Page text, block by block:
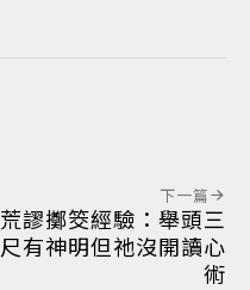
下一篇
荒謬擲筊經驗：舉頭三
尺有神明但祂沒開讀心
術